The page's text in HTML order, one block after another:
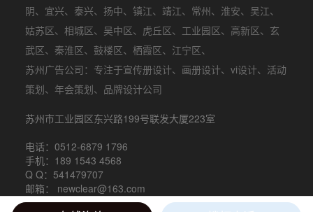
阴、 宜兴、 泰兴、 扬中、 镇江、 靖江、 常州、 淮安、 吴江、
姑苏区、 相城区、 吴中区、 虎丘区、 工业园区、 高新区、 玄
武区、 秦淮区、 鼓楼区、 栖霞区、 江宁区、
苏州广告公司：专注于宣传册设计、 画册设计、 vi设计、 活动
策划、 年会策划、品牌设计公司
苏州市工业园区东兴路199号联发大厦223室
电话：0512-6879 1796
手机：189 1543 4568
Q Q：541479707
邮箱： newclear@163.com